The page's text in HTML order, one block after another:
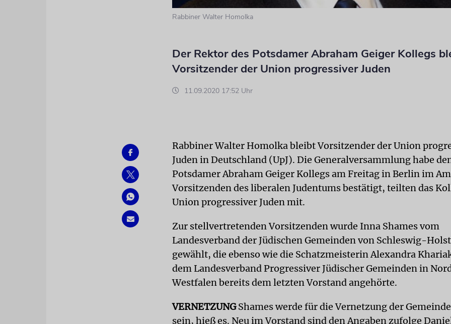
Rabbiner Walter Homolka
Der Rektor des Potsdamer Abraham Geiger Kollegs
Vorsitzender der Union progressiver Juden
11.09.2020 17:52 Uhr
Rabbiner Walter Homolka bleibt Vorsitzender der Union
Juden in Deutschland (UpJ). Die Generalversammlung habe
Potsdamer Abraham Geiger Kollegs am Freitag in Berlin im
Vorsitzenden des liberalen Judentums bestätigt, teilten das
Union progressiver Juden mit.
Zur stellvertretenden Vorsitzenden wurde Inna Shames vom
Landesverband der Jüdischen Gemeinden von Schleswig-
gewählt, die ebenso wie die Schatzmeisterin Alexandra
dem Landesverband Progressiver Jüdischer Gemeinden in
Westfalen bereits dem letzten Vorstand angehörte.
VERNETZUNGShames werde für die Vernetzung der
sein, hieß es. Neu im Vorstand sind den Angaben zufolge